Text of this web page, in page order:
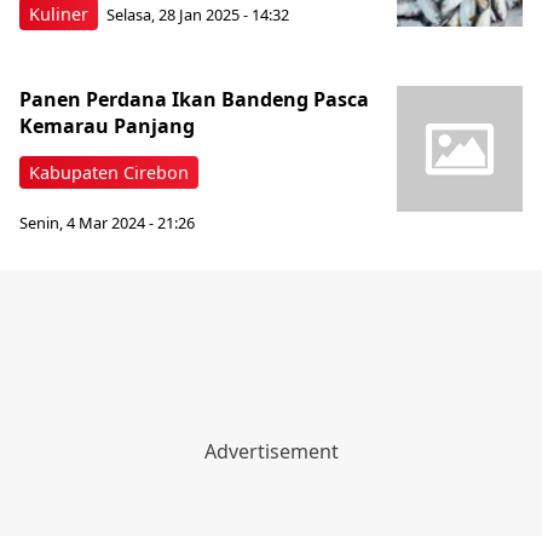
Kuliner Selasa, 28 Jan 2025 - 14:32
Kabupaten Cirebon
Panen Perdana Ikan Bandeng Pasca
Kemarau Panjang
Senin, 4 Mar 2024 - 21:26